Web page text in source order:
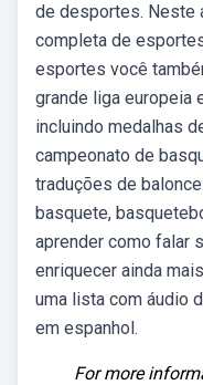
de desportes. Neste
completa de
esportes você
grande liga europeia
incluindo medalhas
campeonato de
traduções de
basquete,
aprender como falar
enriquecer ainda
uma lista com áudio
em espanhol.
For more